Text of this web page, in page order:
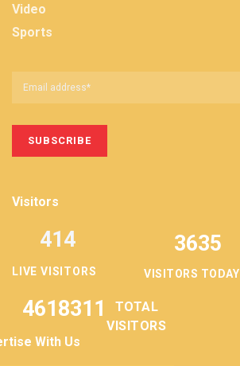
Video
Sports
Visitors
LIVE VISITORS
414 3635
VISITORS TODAY
4618311
TOTAL
VISITORS
With Us